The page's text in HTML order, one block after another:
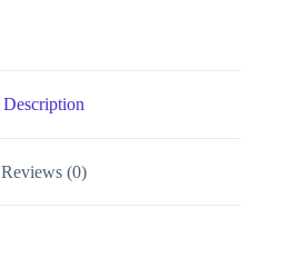
Description
Reviews (0)